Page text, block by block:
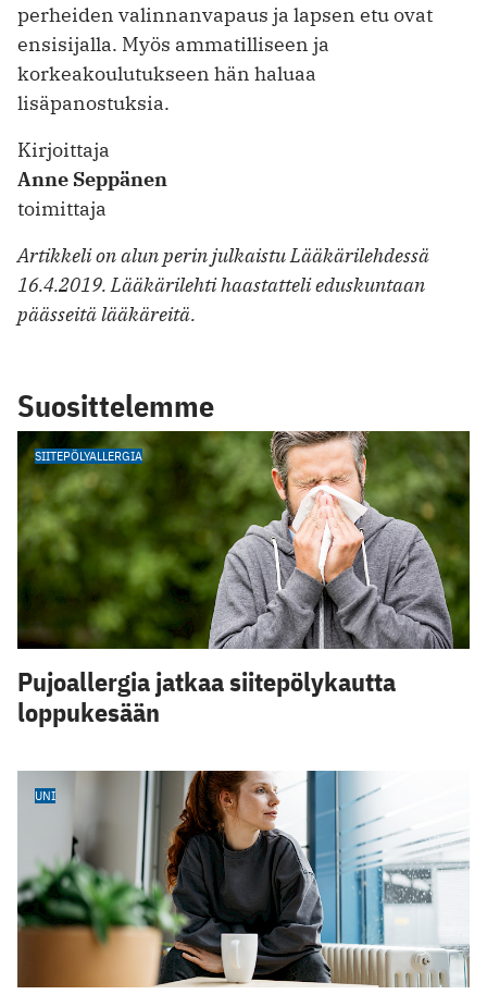
perheiden valinnanvapaus ja lapsen etu ovat
ensisijalla. Myös ammatilliseen ja
korkeakoulutukseen hän haluaa
lisäpanostuksia.
Kirjoittaja
Anne Seppänen
toimittaja
Artikkeli on alun perin julkaistu Lääkärilehdessä
16.4.2019. Lääkärilehti haastatteli eduskuntaan
päässeitä lääkäreitä.
Suosittelemme
SIITEPÖLYALLERGIA
Pujoallergia jatkaa siitepölykautta
loppukesään
UNI